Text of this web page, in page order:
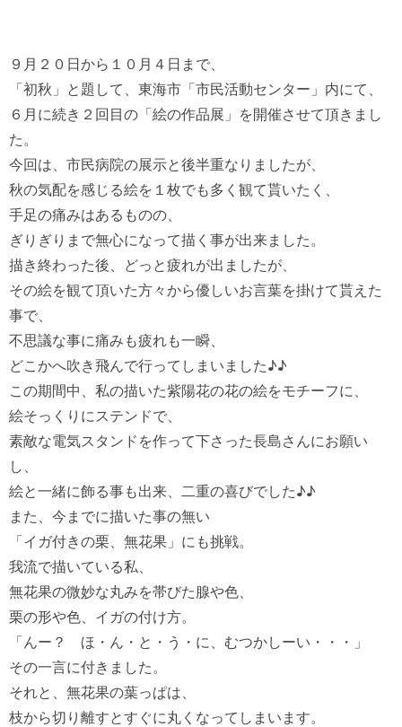
９月２０日から１０月４日まで、
「初秋」と題して、東海市「市民活動センター」内にて、
６月に続き２回目の「絵の作品展」を開催させて頂きまし
た。
今回は、市民病院の展示と後半重なりましたが、
秋の気配を感じる絵を１枚でも多く観て貰いたく、
手足の痛みはあるものの、
ぎりぎりまで無心になって描く事が出来ました。
描き終わった後、どっと疲れが出ましたが、
その絵を観て頂いた方々から優しいお言葉を掛けて貰えた
事で、
不思議な事に痛みも疲れも一瞬、
どこかへ吹き飛んで行ってしまいました♪♪
この期間中、私の描いた紫陽花の花の絵をモチーフに、
絵そっくりにステンドで、
素敵な電気スタンドを作って下さった長島さんにお願い
し、
絵と一緒に飾る事も出来、二重の喜びでした♪♪
また、今までに描いた事の無い
「イガ付きの栗、無花果」にも挑戦。
我流で描いている私、
無花果の微妙な丸みを帯びた腺や色、
栗の形や色、イガの付け方。
「んー？　ほ・ん・と・う・に、むつかしーい・・・」
その一言に付きました。
それと、無花果の葉っぱは、
枝から切り離すとすぐに丸くなってしまいます。